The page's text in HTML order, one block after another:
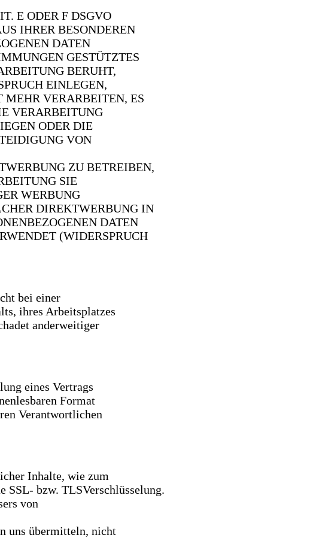
E ODER F DSGVO
IHRER BESONDEREN
DATEN
GESTÜTZTES
BERUHT,
EINLEGEN,
MEHR VERARBEITEN, ES
VERARBEITUNG
ODER DIE
VON
ZU BETREIBEN,
SIE
WERBUNG
DIREKTWERBUNG IN
DATEN
(WIDERSPRUCH
bei einer
ihres Arbeitsplatzes
anderweitiger
eines Vertrags
Format
Verantwortlichen
Inhalte, wie zum
SSL- bzw. TLSVerschlüsselung.
von
uns übermitteln, nicht